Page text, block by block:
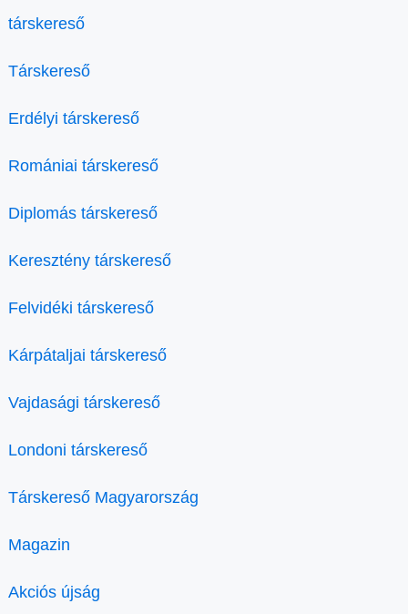
társkereső
Társkereső
Erdélyi társkereső
Romániai társkereső
Diplomás társkereső
Keresztény társkereső
Felvidéki társkereső
Kárpátaljai társkereső
Vajdasági társkereső
Londoni társkereső
Társkereső Magyarország
Magazin
Akciós újság